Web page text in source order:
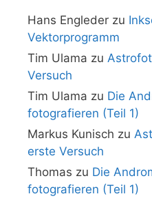
Hans Engleder zu
Vektorprogramm
Tim Ulama zu
Versuch
Tim Ulama zu Die
fotografieren (Teil 1)
Markus Kunisch zu
erste Versuch
Thomas zu Die
fotografieren (Teil 1)